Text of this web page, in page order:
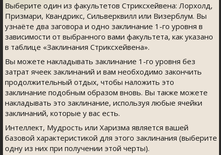
Выберите один из факультетов Стриксхейвена: Лорхолд,
Призмари, Квандрикс, Сильверквилл или Визерблум. Вы
узнаёте два заговора и одно заклинание 1-го уровня в
зависимости от выбранного вами факультета, как указано
в таблице «Заклинания Стриксхейвена».
Вы можете накладывать заклинание 1-го уровня без
затрат ячеек заклинаний и вам необходимо закончить
продолжительный отдых, чтобы наложить это
заклинание подобным образом вновь. Вы также можете
накладывать это заклинание, используя любые ячейки
заклинаний, которые у вас есть.
Интеллект, Мудрость или Харизма является вашей
базовой характеристикой для этого заклинания (выберите
одну из них при получении этой черты).